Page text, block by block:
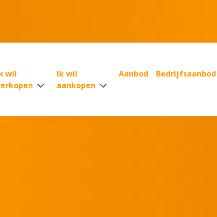
wil
Ik wil
aankopen
Aanbod Bedrijfsaanbod